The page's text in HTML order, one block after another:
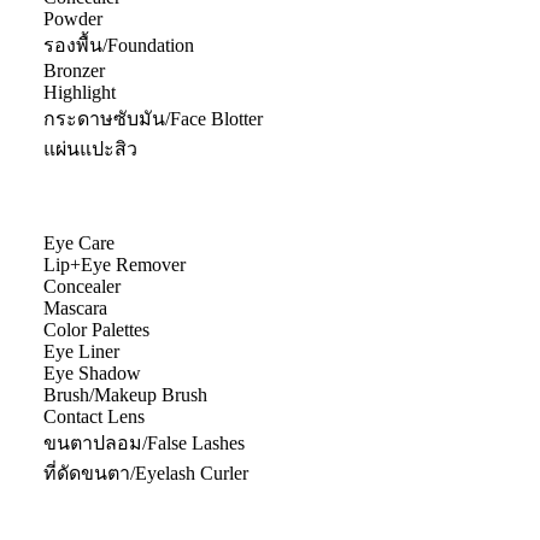
Powder
รองพื้น/Foundation
Bronzer
Highlight
กระดาษซับมัน/Face Blotter
แผ่นแปะสิว
Eye Care
Lip+Eye Remover
Concealer
Mascara
Color Palettes
Eye Liner
Eye Shadow
Brush/Makeup Brush
Contact Lens
ขนตาปลอม/False Lashes
ที่ดัดขนตา/Eyelash Curler